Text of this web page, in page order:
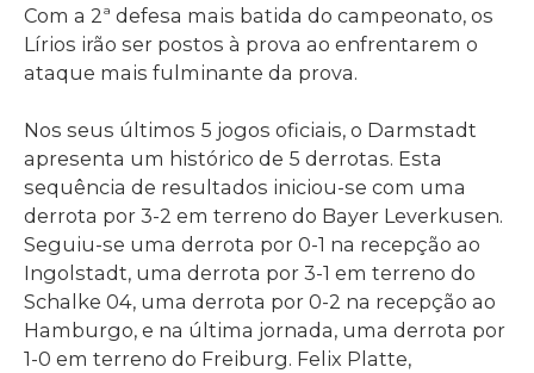
Com a 2ª defesa mais batida do campeonato, os
Lírios irão ser postos à prova ao enfrentarem o
ataque mais fulminante da prova.
Nos seus últimos 5 jogos oficiais, o Darmstadt
apresenta um histórico de 5 derrotas. Esta
sequência de resultados iniciou-se com uma
derrota por 3-2 em terreno do Bayer Leverkusen.
Seguiu-se uma derrota por 0-1 na recepção ao
Ingolstadt, uma derrota por 3-1 em terreno do
Schalke 04, uma derrota por 0-2 na recepção ao
Hamburgo, e na última jornada, uma derrota por
1-0 em terreno do Freiburg. Felix Platte,